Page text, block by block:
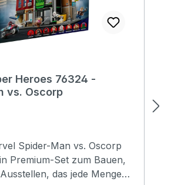
Heroes 76324 -
vs. Oscorp
Spider-Man vs. Oscorp
Premium-Set zum Bauen,
das jede Menge